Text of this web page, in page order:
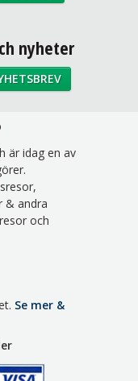
nyheter
är idag en av
& andra
och
Se mer &